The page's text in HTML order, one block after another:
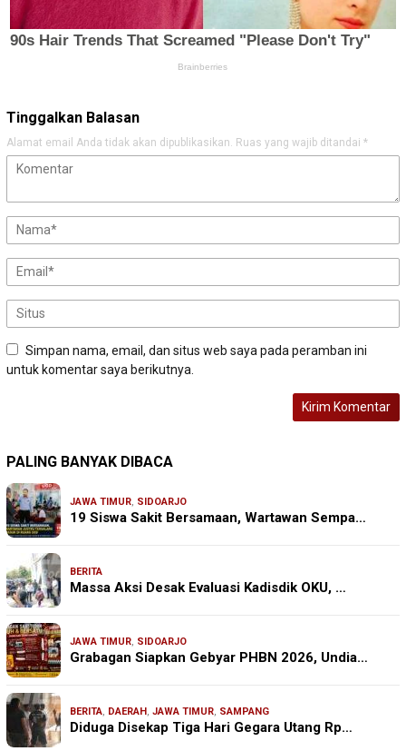
Tinggalkan Balasan
Alamat email Anda tidak akan dipublikasikan. Ruas yang wajib ditandai *
Simpan nama, email, dan situs web saya pada peramban ini
untuk komentar saya berikutnya.
PALING BANYAK DIBACA
JAWA TIMUR, SIDOARJO
19 Siswa Sakit Bersamaan, Wartawan Sempa…
BERITA
Massa Aksi Desak Evaluasi Kadisdik OKU, …
JAWA TIMUR, SIDOARJO
Grabagan Siapkan Gebyar PHBN 2026, Undia…
BERITA, DAERAH, JAWA TIMUR, SAMPANG
Diduga Disekap Tiga Hari Gegara Utang Rp…